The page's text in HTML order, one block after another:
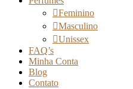
Feminino
Masculino
Unissex
FAQ’s
Minha Conta
Blog
Contato